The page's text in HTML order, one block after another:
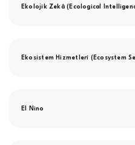
Ekolojik Zekâ (Ecological
Ekosistem Hizmetleri (Ecosystem
El Nino